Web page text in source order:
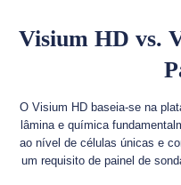
Visium HD vs.
O Visium HD baseia-se na
lâmina e química
ao nível de células únicas e
um requisito de painel de